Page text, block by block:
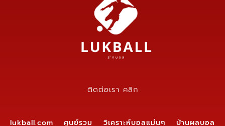
ติดต่อเรา คลิก
lukball.com ศูนย์รวม วิเคราะห์บอลแม่นๆ บ้านผลบอล